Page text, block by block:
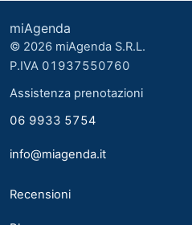
miAgenda
© 2026 miAgenda S.R.L.
P.IVA 01937550760
Assistenza prenotazioni
06 9933 5754
info@miagenda.it
Recensioni